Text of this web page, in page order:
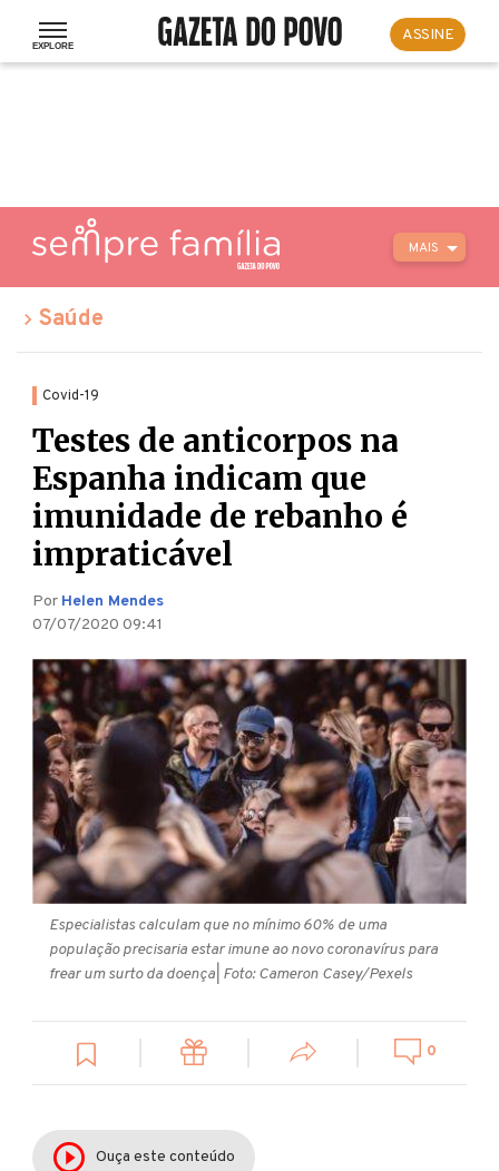
ASSINE
MAIS
Saúde
Covid-19
Testes de anticorpos na
Espanha indicam que
imunidade de rebanho é
impraticável
Por Helen Mendes
07/07/2020 09:41
Especialistas calculam que no mínimo 60% de uma
população precisaria estar imune ao novo coronavírus para
frear um surto da doença | Foto: Cameron Casey/Pexels
0
Ouça este conteúdo